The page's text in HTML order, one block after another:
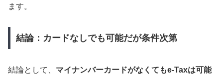
ます。
結論：カードなしでも可能だが条件次第
結論として、 マイナンバーカードがなくてもe-Taxは可能